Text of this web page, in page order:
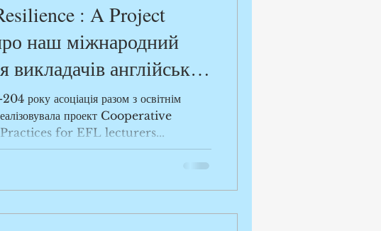
: A Project
наш міжнародний
викладачів англійської
асоціація разом з освітнім
проект Cooperative
for EFL lecturers...